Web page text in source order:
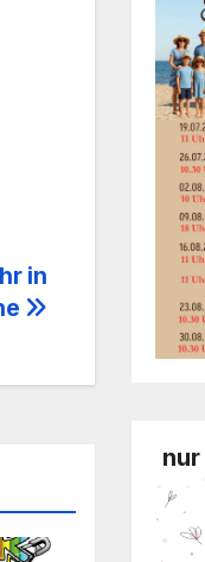
in